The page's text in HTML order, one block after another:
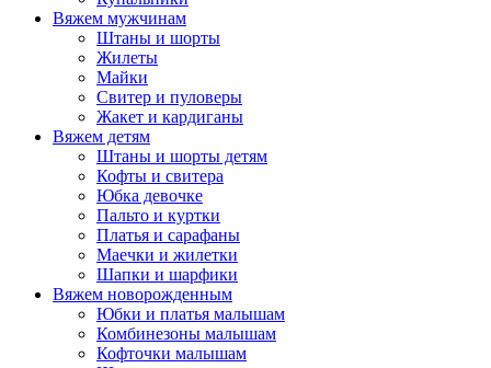
Вяжем мужчинам
Штаны и шорты
Жилеты
Майки
Свитер и пуловеры
Жакет и кардиганы
Вяжем детям
Штаны и шорты детям
Кофты и свитера
Юбка девочке
Пальто и куртки
Платья и сарафаны
Маечки и жилетки
Шапки и шарфики
Вяжем новорожденным
Юбки и платья малышам
Комбинезоны малышам
Кофточки малышам